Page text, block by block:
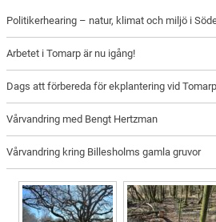
Politikerhearing – natur, klimat och miljö i
Arbetet i Tomarp är nu igång!
Dags att förbereda för ekplantering vid
Vårvandring med Bengt Hertzman
Vårvandring kring Billesholms gamla gruvor